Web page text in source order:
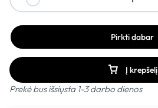
Į krepšelį
Pirkti dabar
Prekė bus išsiųsta 1-3 darbo dienos